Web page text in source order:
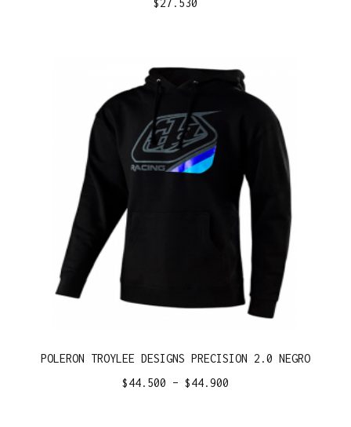
POLERON TROYLEE DESIGNS PRECISION 2.0 NEGRO
$44.500 – $44.900